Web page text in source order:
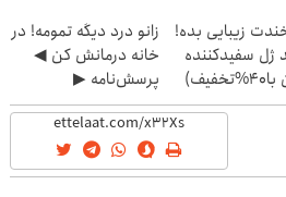
زیبایی بده!
ژل سفیدکننده
زانو درد دیگه تمومه! در
خانه درمانش کن ◀
پرسش‌نامه ▶